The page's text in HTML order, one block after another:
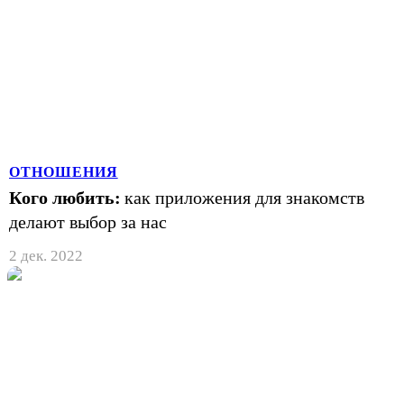
ОТНОШЕНИЯ
Кого любить: как приложения для знакомств
делают выбор за нас
2 дек. 2022